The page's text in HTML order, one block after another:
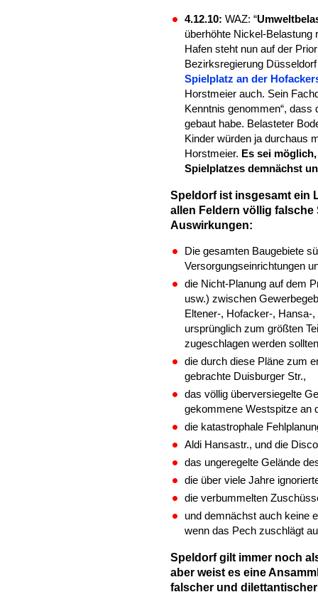
4.12.10: WAZ: “
überhöhte Nickel-Belastung
Hafen steht nun auf der
Bezirksregierung
Spielplatz an der
Horstmeier auch. Sein
Kenntnis genommen“, dass
gebaut habe. Belasteter
Kinder würden ja durchaus
Horstmeier. Es sei
Spielplatzes demnächst
Speldorf ist insgesamt ein
allen Feldern völlig
Auswirkungen:
Die gesamten Baugebiete
Versorgungseinrichtungen
die Nicht-Planung auf dem
usw.) zwischen
Eltener-, Hofacker-, Hansa-
ursprünglich zum größten
zugeschlagen werden
die durch diese Pläne zum
gebrachte Duisburger Str.,
das völlig überversiegelte
gekommene Westspitze an
die katastrophale
Aldi Hansastr., und die
das ungeregelte Gelände
die über viele Jahre
die verbummelten
und demnächst auch keine
wenn das Pech zuschlägt
Speldorf gilt immer noch
aber weist es eine
falscher und